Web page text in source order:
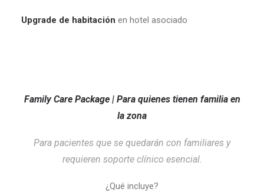
Upgrade de habitación en hotel asociado
Family Care Package | Para quienes tienen familia en
la zona
Para pacientes que se quedarán con familiares y
requieren soporte clínico esencial.
¿Qué incluye?